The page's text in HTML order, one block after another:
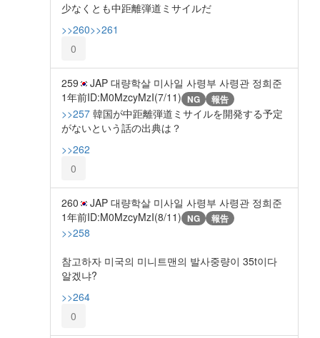
少なくとも中距離弾道ミサイルだ
>>260>>261
0
259
JAP 대량학살 미사일 사령부 사령관 정희준
1年前ID:M0MzcyMzI(7/11) NG 報告
>>257 韓国が中距離弾道ミサイルを開発する予定
がないという話の出典は？
>>262
0
260
JAP 대량학살 미사일 사령부 사령관 정희준
1年前ID:M0MzcyMzI(8/11) NG 報告
>>258
참고하자 미국의 미니트맨의 발사중량이 35t이다
알겠냐?
>>264
0